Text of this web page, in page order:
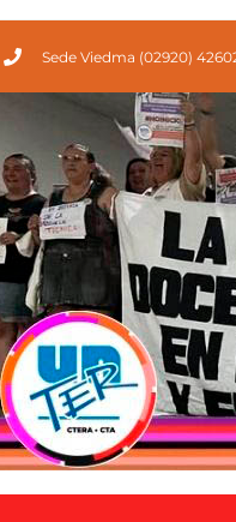
Sede Viedma (02920)